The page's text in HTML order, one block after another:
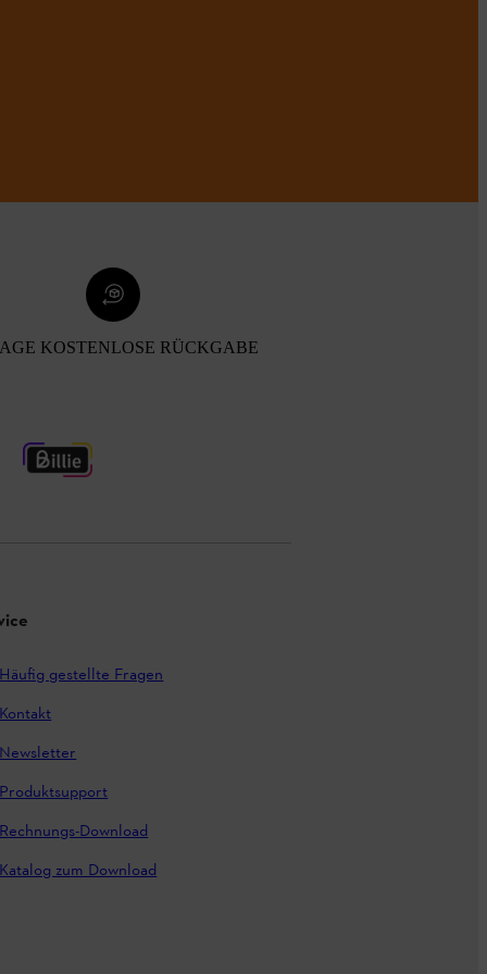
KOSTENLOSE RÜCKGABE
Häufig gestellte Fragen
Kontakt
Newsletter
Produktsupport
Rechnungs-Download
Katalog zum Download